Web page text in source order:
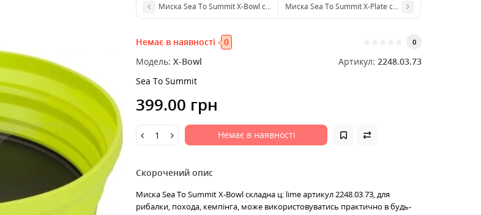
Миска Sea To Summit X-Bowl складна ц: orangeМиска Sea To Summit X-Plate складна ц: black
Немає в наявності 0 0
Модель: X-Bowl Артикул: 2248.03.73
Sea To Summit
399.00 грн
Немає в наявності
Скорочений опис
Миска Sea To Summit X-Bowl складна ц: lime артикул 2248.03.73, для
рибалки, похода, кемпінга, може використовуватись практично в будь-